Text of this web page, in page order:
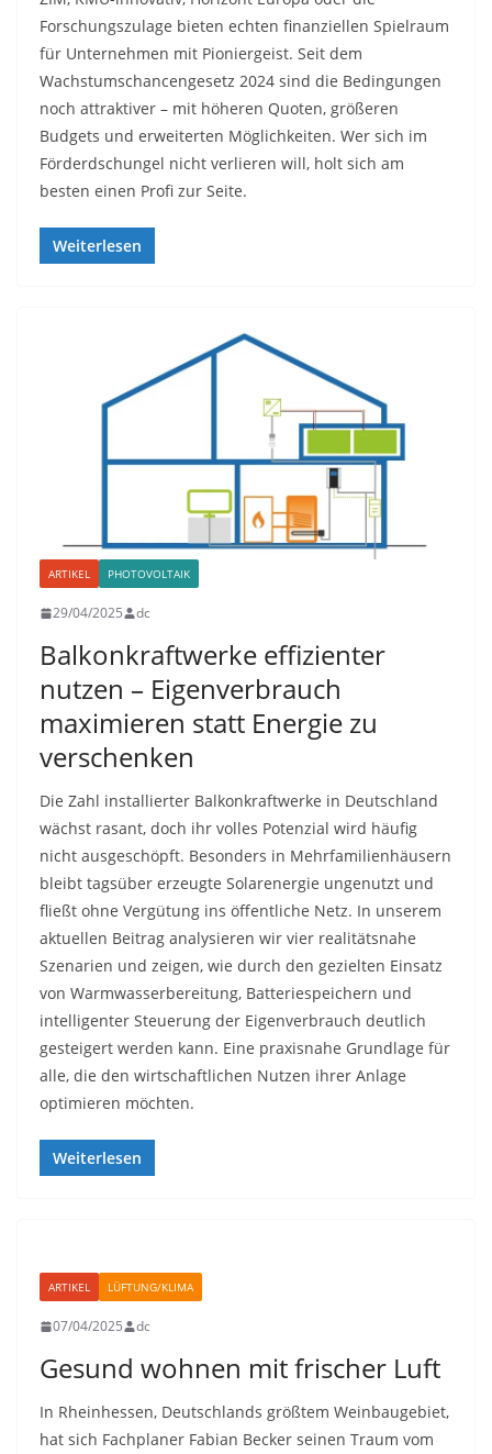
Forschungszulage bieten echten finanziellen Spielraum
für Unternehmen mit Pioniergeist. Seit dem
Wachstumschancengesetz 2024 sind die Bedingungen
noch attraktiver – mit höheren Quoten, größeren
Budgets und erweiterten Möglichkeiten. Wer sich im
Förderdschungel nicht verlieren will, holt sich am
besten einen Profi zur Seite.
Weiterlesen
ARTIKEL PHOTOVOLTAIK
29/04/2025 dc
Balkonkraftwerke effizienter
nutzen – Eigenverbrauch
maximieren statt Energie zu
verschenken
Die Zahl installierter Balkonkraftwerke in Deutschland
wächst rasant, doch ihr volles Potenzial wird häufig
nicht ausgeschöpft. Besonders in Mehrfamilienhäusern
bleibt tagsüber erzeugte Solarenergie ungenutzt und
fließt ohne Vergütung ins öffentliche Netz. In unserem
aktuellen Beitrag analysieren wir vier realitätsnahe
Szenarien und zeigen, wie durch den gezielten Einsatz
von Warmwasserbereitung, Batteriespeichern und
intelligenter Steuerung der Eigenverbrauch deutlich
gesteigert werden kann. Eine praxisnahe Grundlage für
alle, die den wirtschaftlichen Nutzen ihrer Anlage
optimieren möchten.
Weiterlesen
ARTIKEL LÜFTUNG/KLIMA
07/04/2025 dc
Gesund wohnen mit frischer Luft
In Rheinhessen, Deutschlands größtem Weinbaugebiet,
hat sich Fachplaner Fabian Becker seinen Traum vom